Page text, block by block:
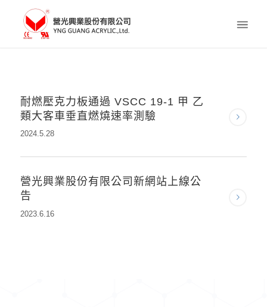
耐燃壓克力板通過 VSCC 19-1 甲 乙
類大客車垂直燃燒速率測驗
2024.5.28
營光興業股份有限公司新網站上線公
告
2023.6.16